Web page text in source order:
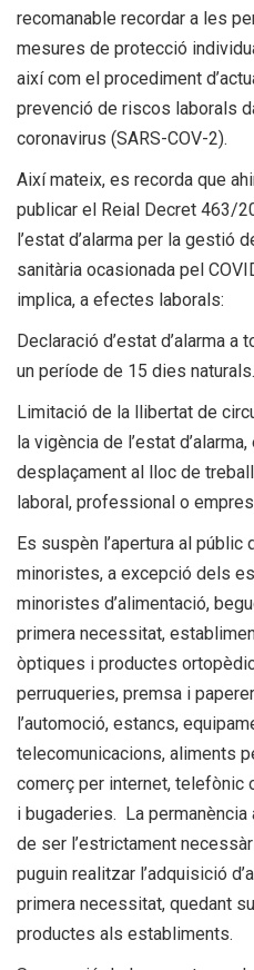
recomanable recordar a les
mesures de protecció
així com el procediment
prevenció de riscos laborals
coronavirus (SARS-COV-2).
Així mateix, es recorda que
publicar el Reial Decret 463/
l’estat d’alarma per la gestió
sanitària ocasionada pel
implica, a efectes laborals:
Declaració d’estat d’alarma a
un període de 15 dies naturals.
Limitació de la llibertat de
la vigència de l’estat
desplaçament al lloc de
laboral, professional o
Es suspèn l’apertura al
minoristes, a excepció dels
minoristes d’alimentació,
primera necessitat,
òptiques i productes
perruqueries, premsa i
l’automoció, estancs,
telecomunicacions, aliments
comerç per internet, telefònic
i bugaderies. La
de ser l’estrictament
puguin realitzar l’adquisició
primera necessitat, quedant
productes als establiments.